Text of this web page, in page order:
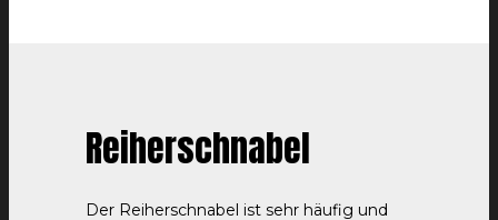
Reiherschnabel
Der Reiherschnabel ist sehr häufig und